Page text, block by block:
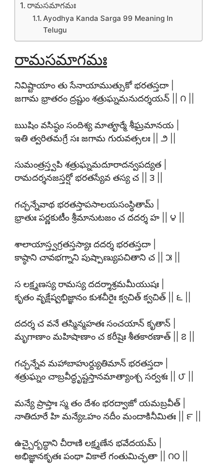
రామసమాగమః
Ayodhya Kanda Sarga 99 Meaning In
Telugu
రామసమాగమః
నివిష్టాయాం తు సేనాయాముత్సుకో భరతస్తదా |
జగామ భ్రాతరం ద్రష్టుం శత్రుఘ్నమనుదర్శయన్ || ౧ ||
ఋషిం వసిష్ఠం సందిశ్య మాతౄర్మే శీఘ్రమానయ |
ఇతి త్వరితమగ్రే సః జగామ గురువత్సలః || ౨ ||
సుమంత్రస్త్వపి శత్రుఘ్నమదూరాదన్వపద్యత |
రామదర్శనజస్తర్షో భరతస్యేవ తస్య చ || ౩ ||
గచ్ఛన్నేవాథ భరతస్తాపసాలయసంస్థితామ్ |
భ్రాతుః పర్ణకుటీం శ్రీమానుటజం చ దదర్శ హ || ౪ ||
శాలాయాస్త్వగ్రతస్తస్యాః దదర్శ భరతస్తదా |
కాష్ఠాని చావభగ్నాని పుష్పాణ్యుపచితాని చ || ౫ ||
స లక్ష్మణస్య రామస్య దదర్శాశ్రమమీయుషః |
కృతం వృక్షేష్వభిజ్ఞానం కుశచీరైః క్వచిత్ క్వచిత్ || ౬ ||
దదర్శ చ వనే తస్మిన్మహతః సంచయాన్ కృతాన్ |
మృగాణాం మహిషాణాం చ కరీషైః శీతకారణాత్ || ౭ ||
గచ్ఛన్నేవ మహాబాహుర్ద్యుతిమాన్ భరతస్తదా |
శత్రుఘ్నం చాబ్రవీద్ధృష్టస్తానమాత్యాంశ్చ సర్వశః || ౮ ||
మన్యే ప్రాప్తాః స్మ తం దేశం భరద్వాజో యమబ్రవీత్ |
నాతిదూరే హి మన్యేఽహం నదీం మందాకినీమితః || ౯ ||
ఉచ్చైర్బద్ధాని చీరాణి లక్ష్మణేన భవేదయమ్ |
అభిజ్ఞానకృతః పంథా వికాలే గంతుమిచ్ఛతా || ౧౦ ||